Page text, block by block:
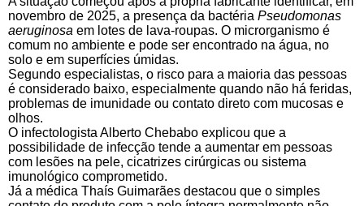
novembro de 2025, a presença da bactéria Pseudomonas
aeruginosa em lotes de lava-roupas. O microrganismo é
comum no ambiente e pode ser encontrado na água, no
solo e em superfícies úmidas.
Segundo especialistas, o risco para a maioria das pessoas
é considerado baixo, especialmente quando não há feridas,
problemas de imunidade ou contato direto com mucosas e
olhos.
O infectologista Alberto Chebabo explicou que a
possibilidade de infecção tende a aumentar em pessoas
com lesões na pele, cicatrizes cirúrgicas ou sistema
imunológico comprometido.
Já a médica Thaís Guimarães destacou que o simples